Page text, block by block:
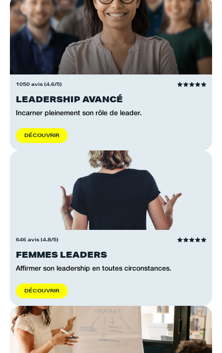
1050 avis (4.6/5)
LEADERSHIP AVANCÉ
Incarner pleinement son rôle de leader.
DÉCOUVRIR
646 avis (4.8/5)
FEMMES LEADERS
Affirmer son leadership en toutes circonstances.
DÉCOUVRIR